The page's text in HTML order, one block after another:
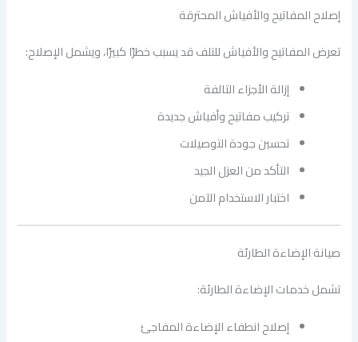
إصلاح المفاتيح والأفياش المحترقة
تعرض المفاتيح والأفياش للتلف قد يسبب خطرًا كبيرًا، ويشمل الإصلاح:
إزالة الأجزاء التالفة
تركيب مفاتيح وأفياش جديدة
تحسين جودة التوصيلات
التأكد من العزل الجيد
اختبار الاستخدام الآمن
صيانة الإضاءة الطارئة
تشمل خدمات الإضاءة الطارئة:
إصلاح انطفاء الإضاءة المفاجئ